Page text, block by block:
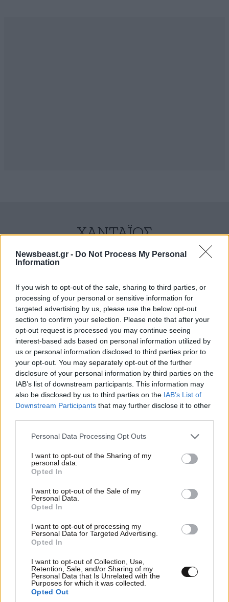
Newsbeast.gr - Do Not Process My Personal
Information
If you wish to opt-out of the sale, sharing to third parties, or
processing of your personal or sensitive information for
targeted advertising by us, please use the below opt-out
section to confirm your selection. Please note that after your
opt-out request is processed you may continue seeing
interest-based ads based on personal information utilized by
us or personal information disclosed to third parties prior to
your opt-out. You may separately opt-out of the further
disclosure of your personal information by third parties on the
IAB’s list of downstream participants. This information may
also be disclosed by us to third parties on the IAB’s List of
Downstream Participants that may further disclose it to other
Please note that this website/app uses one or more Google
not limited to your visit or usage behaviour. You may click to
grant or deny consent to Google and its third-party tags to
use your data for below specified purposes in below Google
consent section.
Personal Data Processing Opt Outs
I want to opt-out of the Sharing of my
personal data.
Opted In
I want to opt-out of the Sale of my
Personal Data.
Opted In
I want to opt-out of processing my
Personal Data for Targeted Advertising.
Opted In
I want to opt-out of Collection, Use,
Retention, Sale, and/or Sharing of my
Personal Data that Is Unrelated with the
Purposes for which it was collected.
Opted Out
ΧΑΝΤΑΪΌΣ
29·06·2026 23:50
Συναγερμός στην Αργεντινή: Εντοπίστηκε
νέα παραλλαγή του χανταϊού στη Γη του
27·05·2026
των
και μάθετε πρώτοι όλες τις ειδήσεις